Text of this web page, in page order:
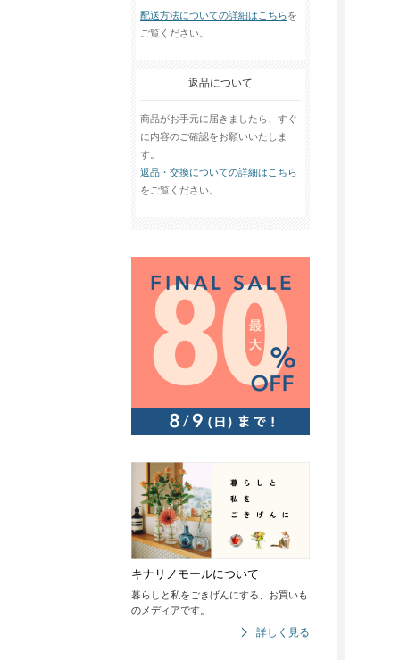
配送方法についての詳細はこちらを
ご覧ください。
返品について
商品がお手元に届きましたら、すぐ
に内容のご確認をお願いいたしま
す。
返品・交換についての詳細はこちら
をご覧ください。
キナリノモールについて
暮らしと私をごきげんにする、お買いも
のメディアです。
詳しく見る